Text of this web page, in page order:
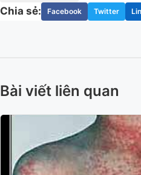
Chia sẻ: Facebook Twitter
Bài viết liên quan